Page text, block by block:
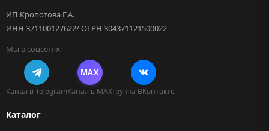
ИП Кропотова Г.А.
ИНН 371100127622/ ОГРН 304371121500022
Мы в соцсетях:
Канал в Telegram
MAX
Канал в MAXГруппа ВКонтакте
Каталог